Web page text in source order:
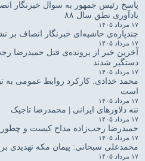
یادآوری نطق سال ۸۸
۱۷ مرداد ۱۴۰۵
چندپاره‌ی حاشیه‌ای خبرنگار انصاف
۱۷ مرداد ۱۴۰۵
دستگیر شدند
۱۷ مرداد ۱۴۰۵
محمد خدادی: کارکرد روابط عمومی به
است
۱۷ مرداد ۱۴۰۵
ننه دلاورهای ایرانی | محمدرضا تاجیک
۱۷ مرداد ۱۴۰۵
حمیدرضا رجب‌زاده مداح کیست و چطور
۱۷ مرداد ۱۴۰۵
محمدعلی سبحانی: پیمان مکه تهدیدی
۱۷ مرداد ۱۴۰۵